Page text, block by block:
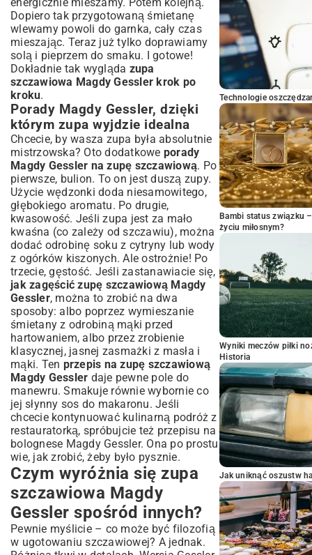
Dopiero tak przygotowaną śmietanę
wlewamy powoli do garnka, cały czas
mieszając. Teraz już tylko doprawiamy
solą i pieprzem do smaku. I gotowe!
Dokładnie tak wygląda zupa
szczawiowa Magdy Gessler krok po
kroku.
Porady Magdy Gessler, dzięki
którym zupa wyjdzie idealna
Chcecie, by wasza zupa była absolutnie
mistrzowska? Oto dodatkowe porady
Magdy Gessler na zupę szczawiową. Po
pierwsze, bulion. To on jest duszą zupy.
Użycie wędzonki doda niesamowitego,
głębokiego aromatu. Po drugie,
kwasowość. Jeśli zupa jest za mało
kwaśna (co zależy od szczawiu), można
dodać odrobinę soku z cytryny lub wody
z ogórków kiszonych. Ale ostrożnie! Po
trzecie, gęstość. Jeśli zastanawiacie się,
jak zagęścić zupę szczawiową Magdy
Gessler, można to zrobić na dwa
sposoby: albo poprzez wymieszanie
śmietany z odrobiną mąki przed
hartowaniem, albo przez zrobienie
klasycznej, jasnej zasmażki z masła i
mąki. Ten przepis na zupę szczawiową
Magdy Gessler daje pewne pole do
manewru. Smakuje równie wybornie co
jej słynny sos do makaronu. Jeśli
chcecie kontynuować kulinarną podróż z
restauratorką, spróbujcie też przepisu na
bolognese Magdy Gessler. Ona po prostu
wie, jak zrobić, żeby było pysznie.
Czym wyróżnia się zupa
szczawiowa Magdy
Gessler spośród innych?
Pewnie myślicie – co może być filozofią
w ugotowaniu szczawiowej? A jednak.
Technologie
Bambi status związku
życiu miłosnym?
Wyniki meczów piłki
Historia
Jak uniknąć oszustw